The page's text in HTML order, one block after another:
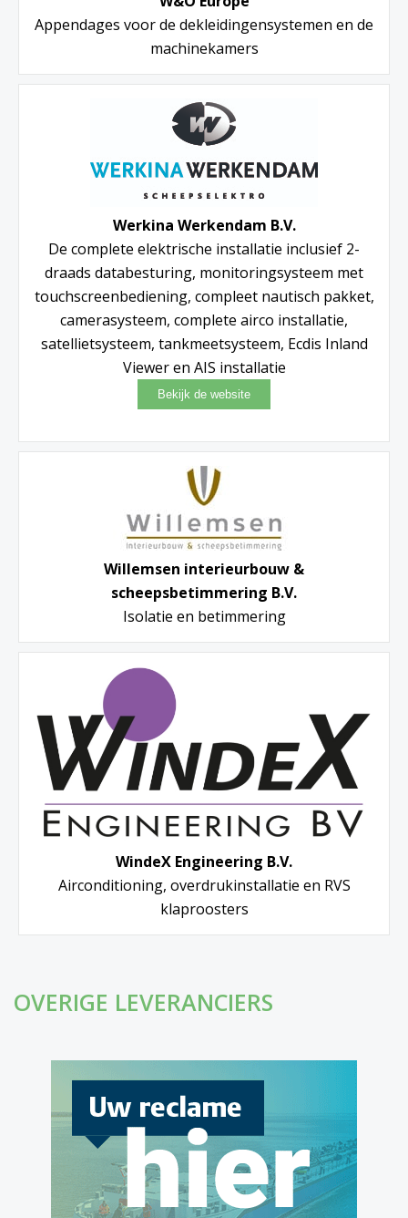
Appendages voor de dekleidingensystemen en de
machinekamers
Werkina Werkendam B.V.
De complete elektrische installatie inclusief 2-
draads databesturing, monitoringsysteem met
touchscreenbediening, compleet nautisch pakket,
camerasysteem, complete airco installatie,
satellietsysteem, tankmeetsysteem, Ecdis Inland
Viewer en AIS installatie
Willemsen interieurbouw &
scheepsbetimmering B.V.
Isolatie en betimmering
WindeX Engineering B.V.
Airconditioning, overdrukinstallatie en RVS
klaproosters
OVERIGE LEVERANCIERS